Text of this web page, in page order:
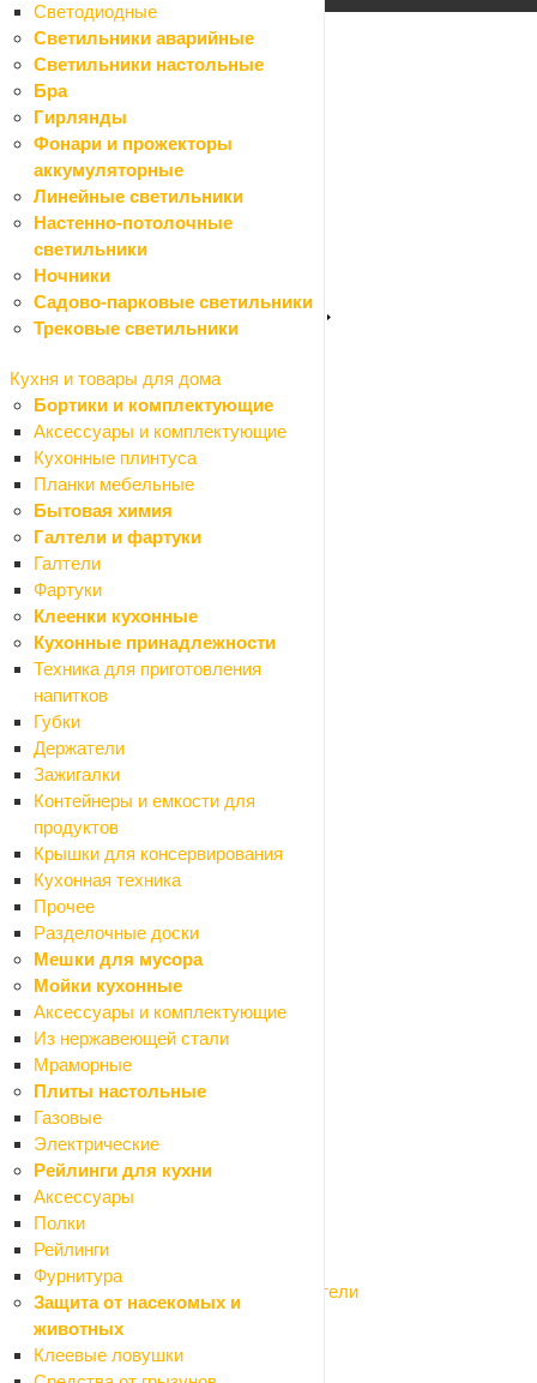
Светодиодные
Светильники аварийные
Светильники настольные
Бра
Гирлянды
Фонари и прожекторы
аккумуляторные
Линейные светильники
Настенно-потолочные
светильники
Ночники
Садово-парковые светильники
Трековые светильники
Кухня и товары для дома
Бортики и комплектующие
Аксессуары и комплектующие
Кухонные плинтуса
Планки мебельные
Бытовая химия
Галтели и фартуки
Галтели
Фартуки
Клеенки кухонные
Кухонные принадлежности
Техника для приготовления
напитков
Губки
Держатели
Зажигалки
Контейнеры и емкости для
продуктов
Крышки для консервирования
Кухонная техника
Прочее
Разделочные доски
Мешки для мусора
Мойки кухонные
Аксессуары и комплектующие
Из нержавеющей стали
Мраморные
Плиты настольные
Газовые
Электрические
Рейлинги для кухни
Аксессуары
Полки
Рейлинги
Фурнитура
Защита от насекомых и
животных
Клеевые ловушки
Каталог
Назад
Каталог
Стройматериалы
Назад
Стройматериалы
Алюминиевые листы и профиля
Назад
Алюминиевые листы и профиля
Листы алюминиевые
Профили алюминиевые
Арматура, проволока, трубы стальные
Назад
Арматура, проволока, трубы стальные
Арматура
Заглушки
Полосы стальные
Проволока
Трубы стальные
Уголки стальные
Водоотвод
Назад
Водоотвод
Дождеприемники
Дренажные системы
Комплектующие
Лотки
Люки
Решетки
Гидроизоляция
Гидроизоляция
Битумные мастики
Битумный праймер
Гидроизоляционные ленты
Гидроизоляция сухая
Гидропломбы
Обмазочная гидроизоляция
Профилированная мембрана
Рубероид
Рулонная гидроизоляция
Укрывной материал
Гипсокартон и профиля
Назад
Гипсокартон и профиля
Гипсокартон
Профиля для гипсокартона
Сетки армирующие
Соединители для профилей и уплотнители
Заборные секции, ограждения
Назад
Заборные секции, ограждения